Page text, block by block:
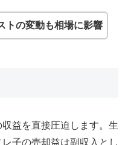
トの変動も相場に影響
益を直接圧迫します。生
子の売却益は副収入とし